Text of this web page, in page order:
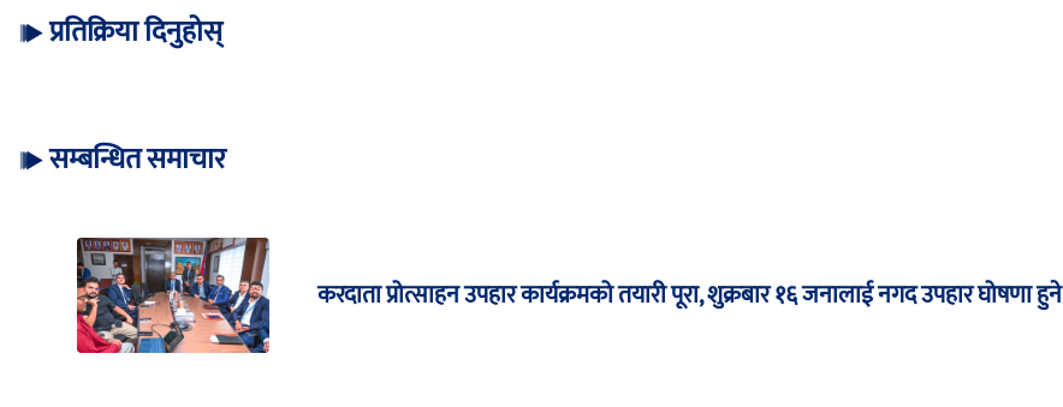
प्रतिक्रिया दिनुहोस्
सम्बन्धित समाचार
करदाता प्रोत्साहन उपहार कार्यक्रमको तयारी पूरा, शुक्रबार १६ जनालाई नगद उपहार घोषणा हुने